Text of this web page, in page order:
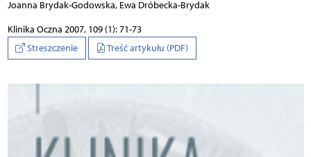
Joanna Brydak-Godowska, Ewa Dróbecka-Brydak
Klinika Oczna 2007, 109 (1): 71-73
Streszczenie
Treść artykułu (PDF)